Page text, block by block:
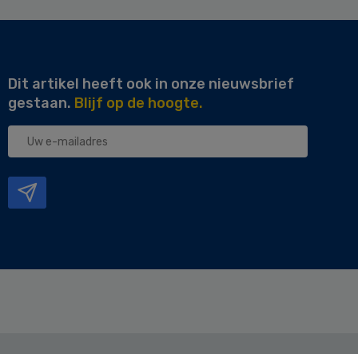
Dit artikel heeft ook in onze nieuwsbrief
gestaan. Blijf op de hoogte.
Uw